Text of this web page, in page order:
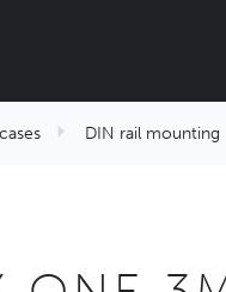
DIN rail mounting